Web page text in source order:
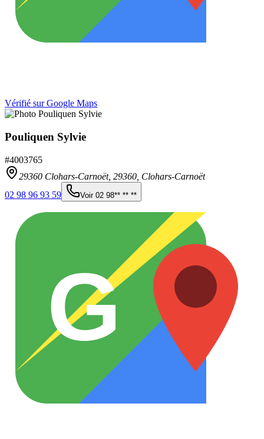
Vérifié sur Google Maps
Pouliquen Sylvie
#4003765
29360 Clohars-Carnoët, 29360 Clohars-Carnoët
02 98 96 93 59
Voir 02 98** ** **
G